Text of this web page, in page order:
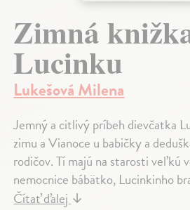
Zimná
Lucinku
Lukešová Milena
Jemný a citlivý príbeh dievčatka
zimu a Vianoce u babičky a
rodičov. Tí majú na starosti veľkú
nemocnice bábätko, Lucinkinho
Čítať ďalej↓